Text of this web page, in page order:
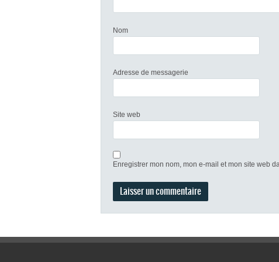
Nom
Adresse de messagerie
Site web
Enregistrer mon nom, mon e-mail et mon site web